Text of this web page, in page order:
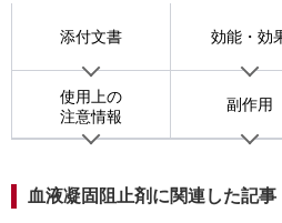
添付文書 効能・効
使用上の
注意情報
副作用
血液凝固阻止剤に関連した記事